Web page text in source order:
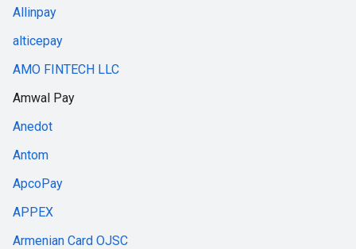
Allinpay
alticepay
AMO FINTECH LLC
Amwal Pay
Anedot
Antom
ApcoPay
APPEX
Armenian Card OJSC